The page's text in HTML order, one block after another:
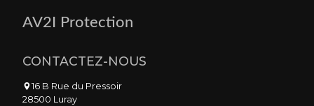
AV2I Protection
CONTACTEZ-NOUS
16 B Rue du Pressoir
28500 Luray